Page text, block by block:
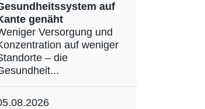
auf
genäht
Versorgung und
auf weniger
– die